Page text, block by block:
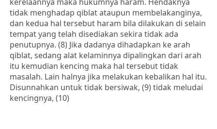
kerelaannya maka hukumnya haram. Hendaknya
tidak menghadap qiblat ataupun membelakanginya,
dan kedua hal tersebut haram bila dilakukan di selain
tempat yang telah disediakan sekira tidak ada
penutupnya. (8) Jika dadanya dihadapkan ke arah
qiblat, sedang alat kelaminnya dipalingkan dari arah
itu kemudian kencing maka hal tersebut tidak
masalah. Lain halnya jika melakukan kebalikan hal itu.
Disunnahkan untuk tidak bersiwak, (9) tidak meludai
kencingnya, (10)